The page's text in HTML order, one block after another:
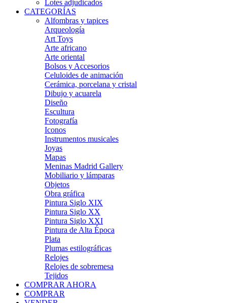
Lotes adjudicados
CATEGORÍAS
Alfombras y tapices
Arqueología
Art Toys
Arte africano
Arte oriental
Bolsos y Accesorios
Celuloides de animación
Cerámica, porcelana y cristal
Dibujo y acuarela
Diseño
Escultura
Fotografía
Iconos
Instrumentos musicales
Joyas
Mapas
Meninas Madrid Gallery
Mobiliario y lámparas
Objetos
Obra gráfica
Pintura Siglo XIX
Pintura Siglo XX
Pintura Siglo XXI
Pintura de Alta Época
Plata
Plumas estilográficas
Relojes
Relojes de sobremesa
Tejidos
COMPRAR AHORA
COMPRAR